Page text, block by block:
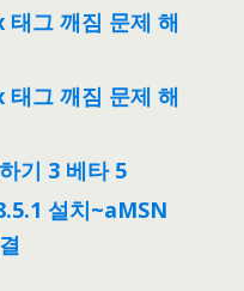
그 깨짐 문제 해
그 깨짐 문제 해
기 3 베타 5
설치~aMSN